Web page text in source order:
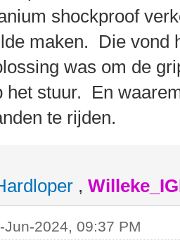
shockproof
maken. Die vond
was om de
het stuur. En
te rijden.
,
Jun-2024, 09:37 PM